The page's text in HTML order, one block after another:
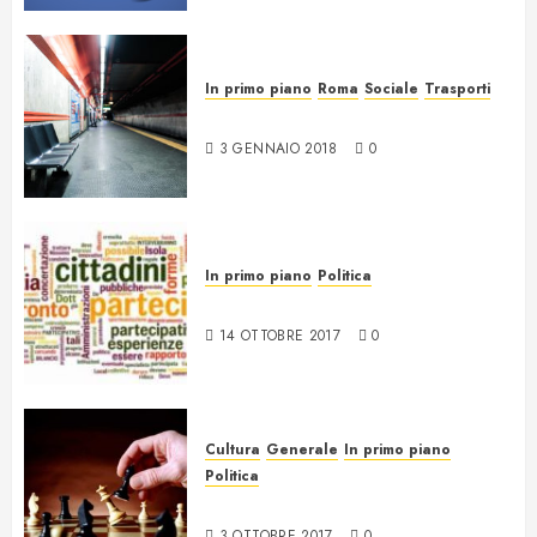
In primo piano Roma Sociale Trasporti
3 GENNAIO 2018 0
In primo piano Politica
14 OTTOBRE 2017 0
Cultura Generale In primo piano
Politica